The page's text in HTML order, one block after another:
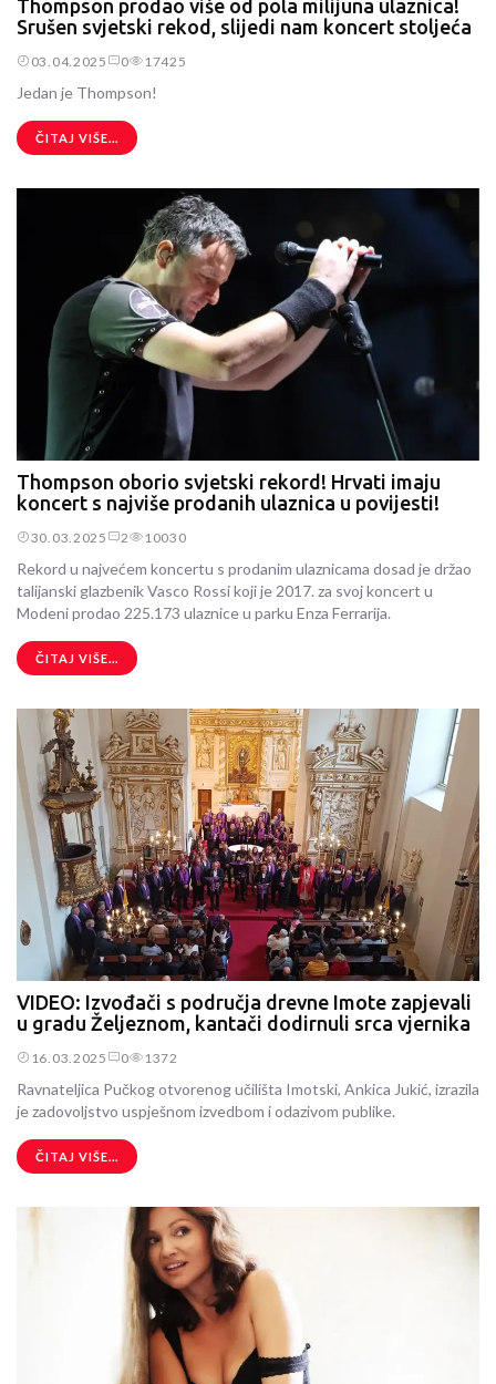
Thompson prodao više od pola milijuna ulaznica!
Srušen svjetski rekod, slijedi nam koncert stoljeća
03.04.2025 0 17425
Jedan je Thompson!
ČITAJ VIŠE...
Thompson oborio svjetski rekord! Hrvati imaju
koncert s najviše prodanih ulaznica u povijesti!
30.03.2025 2 10030
Rekord u najvećem koncertu s prodanim ulaznicama dosad je držao
talijanski glazbenik Vasco Rossi koji je 2017. za svoj koncert u
Modeni prodao 225.173 ulaznice u parku Enza Ferrarija.
ČITAJ VIŠE...
VIDEO: Izvođači s područja drevne Imote zapjevali
u gradu Željeznom, kantači dodirnuli srca vjernika
16.03.2025 0 1372
Ravnateljica Pučkog otvorenog učilišta Imotski, Ankica Jukić, izrazila
je zadovoljstvo uspješnom izvedbom i odazivom publike.
ČITAJ VIŠE...